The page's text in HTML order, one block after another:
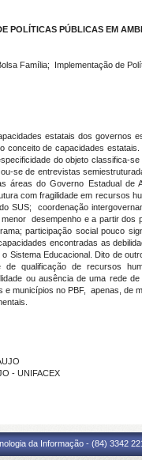
POLÍTICAS PÚBLICAS EM
Família; Implementação de
estatais dos governos
conceito de capacidades
do objeto classifica-
se de entrevistas
áreas do Governo Estadual
com fragilidade em recursos
SUS; coordenação
desempenho e a partir
participação social pouco
encontradas as
Sistema Educacional. Dito de
qualificação de recursos
ou ausência de uma
municípios no PBF, apenas, de
- UNIFACEX
da Informação - (84) 3342